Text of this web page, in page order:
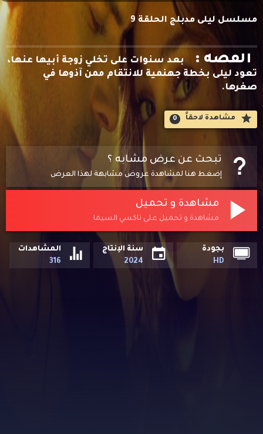
مسلسل ليلى مدبلج الحلقة 9
القصه :
بعد سنوات على تخلي زوجة أبيها عنها،
تعود ليلى بخطة جهنمية للانتقام ممن آذوها في
صغرها.
مشاهدة لاحقاََ 0
تبحث عن عرض مشابه ؟
إضغط هنا لمشاهدة عروض مشابهة لهذا العرض
مشاهدة و تحميل
مشاهدة و تحميل على تاكسي السيما
بجودة
HD
سنة الإنتاج
2024
المشاهدات
316